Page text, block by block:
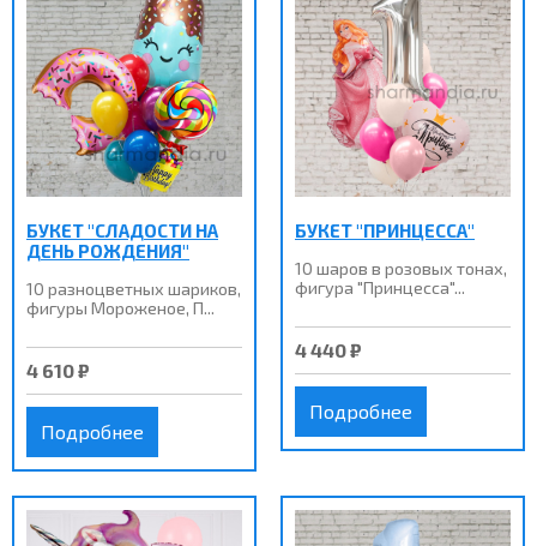
БУКЕТ "СЛАДОСТИ НА
ДЕНЬ РОЖДЕНИЯ"
10 разноцветных шариков,
фигуры Мороженое, П...
4 610 ₽
Подробнее
БУКЕТ "ПРИНЦЕССА"
10 шаров в розовых тонах,
фигура "Принцесса"...
4 440 ₽
Подробнее